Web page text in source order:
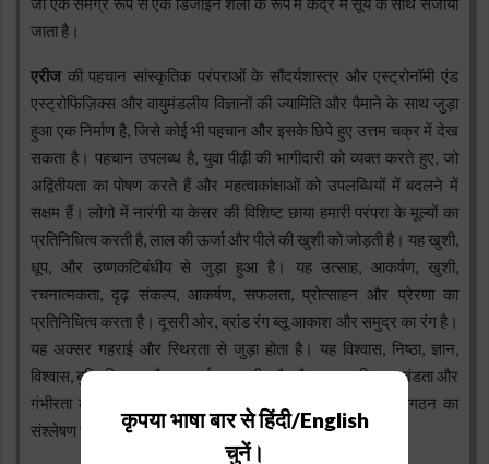
जाता है।
एरीज की पहचान सांस्कृतिक परंपराओं के सौंदर्यशास्त्र और एस्ट्रोनॉमी एंड
एस्ट्रोफिज़िक्स और वायुमंडलीय विज्ञानों की ज्यामिति और पैमाने के साथ जुड़ा
हुआ एक निर्माण है, जिसे कोई भी पहचान और इसके छिपे हुए उत्तम चक्र में देख
सकता है। पहचान उपलब्ध है, युवा पीढ़ी की भागीदारी को व्यक्त करते हुए, जो
अद्वितीयता का पोषण करते हैं और महत्वाकांक्षाओं को उपलब्धियों में बदलने में
सक्षम हैं। लोगो में नारंगी या केसर की विशिष्ट छाया हमारी परंपरा के मूल्यों का
प्रतिनिधित्व करती है, लाल की ऊर्जा और पीले की खुशी को जोड़ती है। यह खुशी,
धूप, और उष्णकटिबंधीय से जुड़ा हुआ है। यह उत्साह, आकर्षण, खुशी,
रचनात्मकता, दृढ़ संकल्प, आकर्षण, सफलता, प्रोत्साहन और प्रेरणा का
प्रतिनिधित्व करता है। दूसरी ओर, ब्रांड रंग ब्लू आकाश और समुद्र का रंग है।
यह अक्सर गहराई और स्थिरता से जुड़ा होता है। यह विश्वास, निष्ठा, ज्ञान,
विश्वास, बुद्धि, विश्वास और सच्चाई का प्रतीक है, और ज्ञान, शक्ति, अखंडता और
गंभीरता का भी प्रतिनिधित्व करता है। शांत और गर्म रंग हमारे संगठन का
संश्लेषण संतुलन है।कृपया भाषा बार से हिंदी/English
चुनें।